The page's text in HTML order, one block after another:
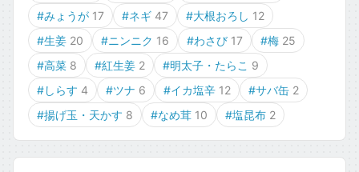
#みょうが 17 #ネギ 47 #大根おろし 12
#生姜 20 #ニンニク 16 #わさび 17 #梅 25
#高菜 8 #紅生姜 2 #明太子・たらこ 9
#しらす 4 #ツナ 6 #イカ塩辛 12 #サバ缶 2
#揚げ玉・天かす 8 #なめ茸 10 #塩昆布 2